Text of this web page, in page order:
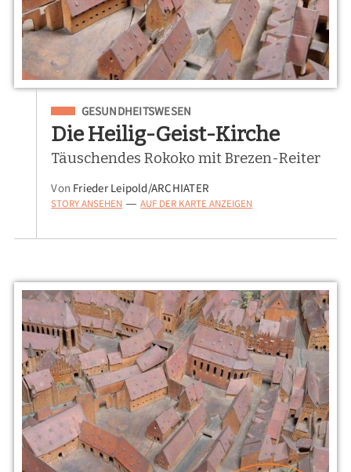
Eingeordnet unter
GESUNDHEITSWESEN
Die Heilig-Geist-Kirche
Täuschendes Rokoko mit Brezen-Reiter
Von Frieder Leipold/ARCHIATER
STORY ANSEHEN — AUF DER KARTE ANZEIGEN